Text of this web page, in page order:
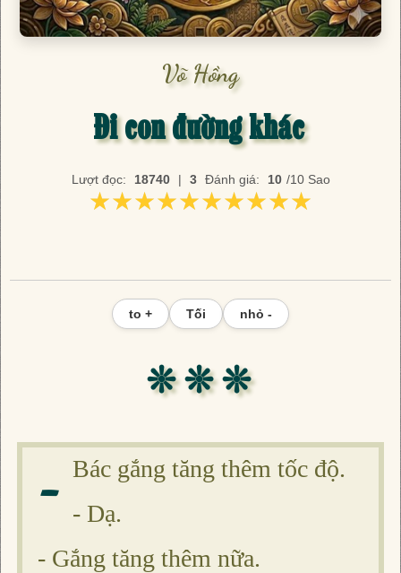
Võ Hồng
Đi con đường khác
Lượt đọc: 18740 | 3 Đánh giá: 10 /10 Sao
★★★★★★★★★★
★★★★★★★★★★
to + Tối nhỏ -
❊ ❊ ❊
- Bác gắng tăng thêm tốc độ.
- Dạ.
- Gắng tăng thêm nữa.